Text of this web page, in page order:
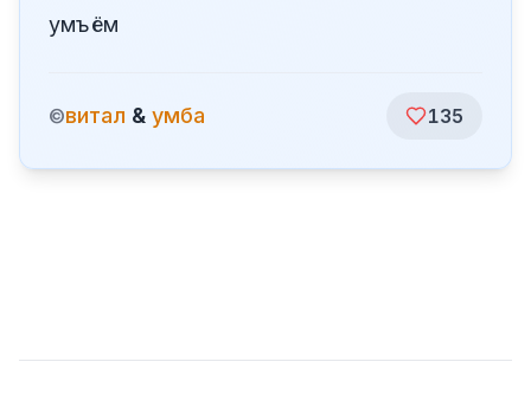
умъём
©витал & умба 135